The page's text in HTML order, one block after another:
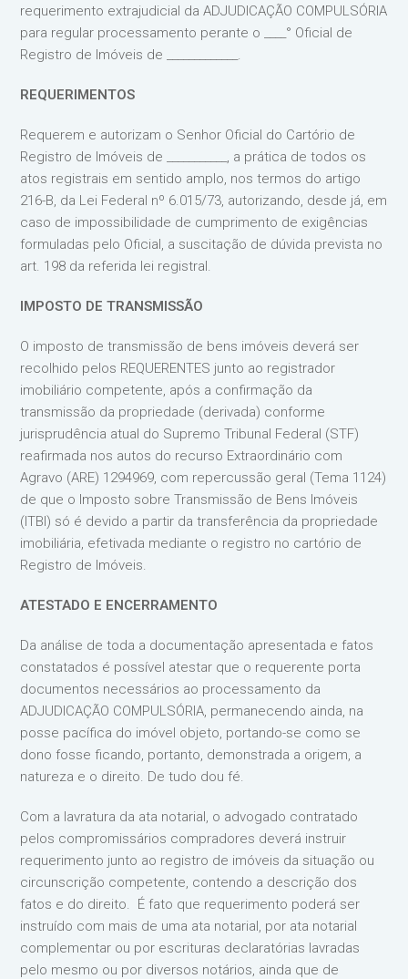
requerimento extrajudicial da ADJUDICAÇÃO COMPULSÓRIA
para regular processamento perante o ____° Oficial de
Registro de Imóveis de _____________.
REQUERIMENTOS
Requerem e autorizam o Senhor Oficial do Cartório de
Registro de Imóveis de ___________, a prática de todos os
atos registrais em sentido amplo, nos termos do artigo
216-B, da Lei Federal nº 6.015/73, autorizando, desde já, em
caso de impossibilidade de cumprimento de exigências
formuladas pelo Oficial, a suscitação de dúvida prevista no
art. 198 da referida lei registral.
IMPOSTO DE TRANSMISSÃO
O imposto de transmissão de bens imóveis deverá ser
recolhido pelos REQUERENTES junto ao registrador
imobiliário competente, após a confirmação da
transmissão da propriedade (derivada) conforme
jurisprudência atual do Supremo Tribunal Federal (STF)
reafirmada nos autos do recurso Extraordinário com
Agravo (ARE) 1294969, com repercussão geral (Tema 1124)
de que o Imposto sobre Transmissão de Bens Imóveis
(ITBI) só é devido a partir da transferência da propriedade
imobiliária, efetivada mediante o registro no cartório de
Registro de Imóveis.
ATESTADO E ENCERRAMENTO
Da análise de toda a documentação apresentada e fatos
constatados é possível atestar que o requerente porta
documentos necessários ao processamento da
ADJUDICAÇÃO COMPULSÓRIA, permanecendo ainda, na
posse pacífica do imóvel objeto, portando-se como se
dono fosse ficando, portanto, demonstrada a origem, a
natureza e o direito. De tudo dou fé.
Com a lavratura da ata notarial, o advogado contratado
pelos compromissários compradores deverá instruir
requerimento junto ao registro de imóveis da situação ou
circunscrição competente, contendo a descrição dos
fatos e do direito. É fato que requerimento poderá ser
instruído com mais de uma ata notarial, por ata notarial
complementar ou por escrituras declaratórias lavradas
pelo mesmo ou por diversos notários, ainda que de